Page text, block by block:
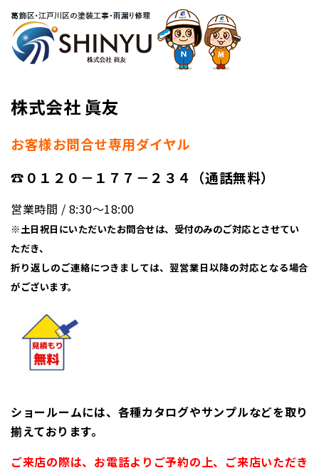
株式会社 眞友
お客様お問合せ専用ダイヤル
☎０１２０－１７７－２３４（通話無料）
営業時間 / 8:30〜18:00
※土日祝日にいただいたお問合せは、受付のみのご対応とさせてい
ただき、
折り返しのご連絡につきましては、翌営業日以降の対応となる場合
がございます。
ショールームには、各種カタログやサンプルなどを取り
揃えております。
ご来店の際は、お電話よりご予約の上、ご来店いただき